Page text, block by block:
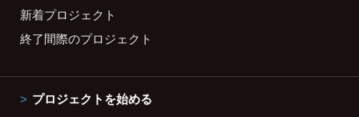
新着プロジェクト
終了間際のプロジェクト
プロジェクトを始める